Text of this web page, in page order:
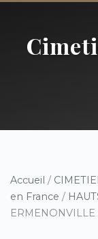
Accueil /
en France /